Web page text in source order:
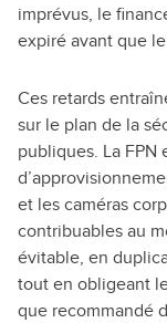
imprévus, le
expiré avant que
Ces retards
sur le plan de la
publiques. La
et les caméras
contribuables au
évitable, en
tout en obligeant
que recommandé